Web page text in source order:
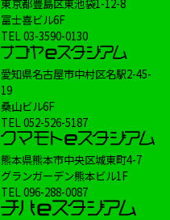
東京都豊島区東池袋1-12-8
富士喜ビル6F
TEL03-3590-0130
愛知県名古屋市中村区名駅2-45-
19
桑山ビル6F
TEL052-526-5187
熊本県熊本市中央区城東町4-7
グランガーデン熊本ビル1F
TEL096-288-0087